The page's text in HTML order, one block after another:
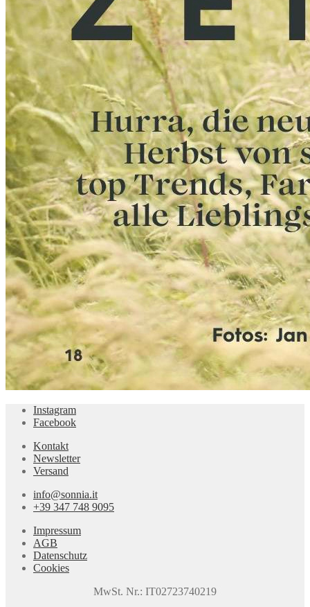
Instagram
Facebook
Kontakt
Newsletter
Versand
info@sonnia.it
+39 347 748 9095
Impressum
AGB
Datenschutz
Cookies
MwSt. Nr.: IT02723740219